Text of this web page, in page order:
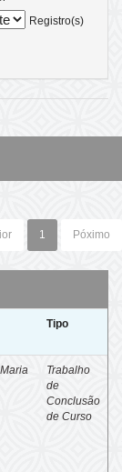
Registro(s)
1 Póximo
Tipo
Trabalho
de
Conclusão
de Curso